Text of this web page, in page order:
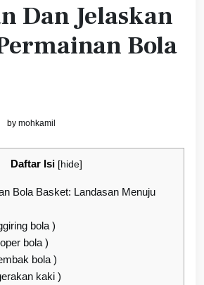
Dan Jelaskan
Bola
by mohkamil
Daftar Isi [hide]
Bola Basket: Landasan Menuju
bola )
bola )
bola )
kaki )